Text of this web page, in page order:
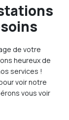
de votre
heureux de
services !
voir notre
vous voir